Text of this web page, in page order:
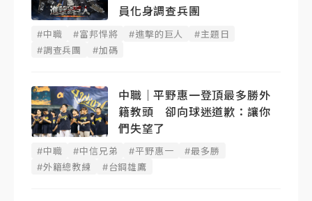
員化身調查兵團
#中職 #富邦悍將 #進擊的巨人
#主題日
#調查兵團
#加碼
中職｜平野惠一登頂最多勝外
籍教頭 卻向球迷道歉：讓你
們失望了
#中職 #中信兄弟 #平野惠一
#最多勝
#外籍總教練
#台鋼雄鷹